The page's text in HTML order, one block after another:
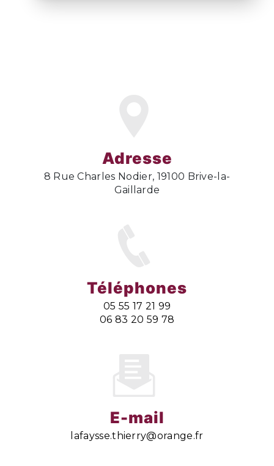
Adresse
8 Rue Charles Nodier, 19100 Brive-la-
Gaillarde
Téléphones
05 55 17 21 99
06 83 20 59 78
E-mail
lafaysse.thierry@orange.fr